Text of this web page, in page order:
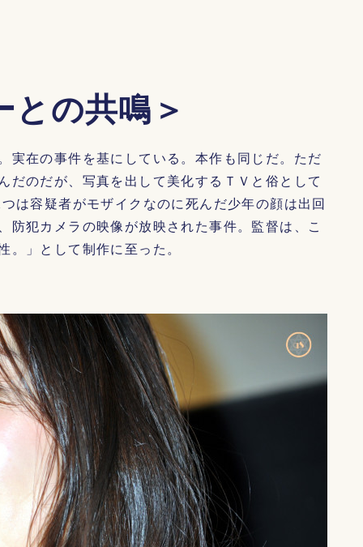
の共鳴＞
在の事件を基にしている。本作も同じだ。ただ
だのだが、写真を出して美化するＴＶと俗として
は容疑者がモザイクなのに死んだ少年の顔は出回
防犯カメラの映像が放映された事件。監督は、こ
」として制作に至った。